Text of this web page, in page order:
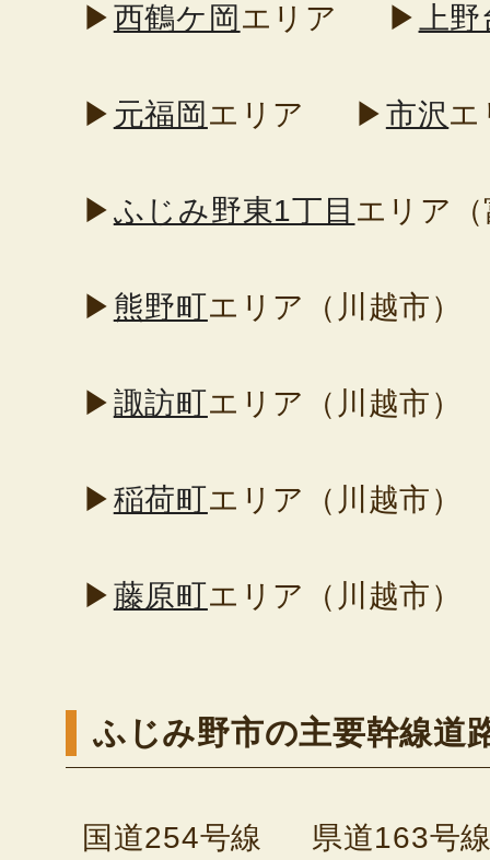
▶西鶴ケ岡 エリア ▶上野
▶ 元福岡 エリア ▶市沢エ
▶ふじみ野東1丁目 エリア
▶ 熊野町 エリア（川越市）
▶諏訪町 エリア（川越市）
▶稲荷町 エリア（川越市）
▶藤原町 エリア（川越市）
ふじみ野市の主要幹線道
国道254号線 県道163号